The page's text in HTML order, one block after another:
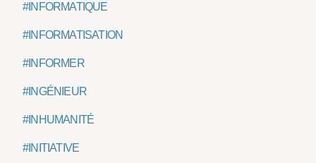
#INFORMATIQUE
#INFORMATISATION
#INFORMER
#INGÉNIEUR
#INHUMANITÉ
#INITIATIVE